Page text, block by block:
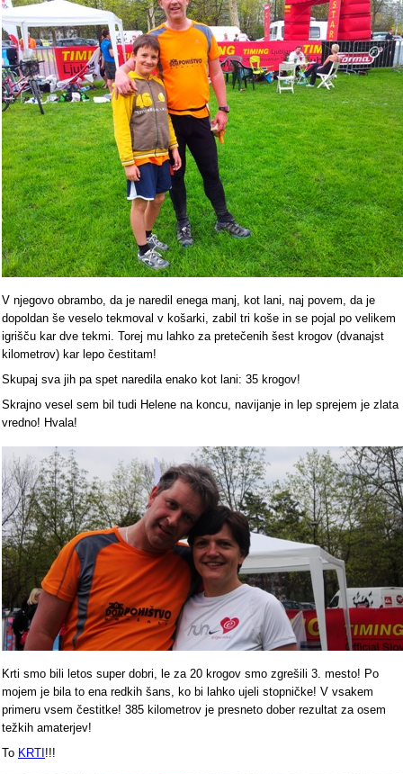
V njegovo obrambo, da je naredil enega manj, kot lani, naj povem, da je
dopoldan še veselo tekmoval v košarki, zabil tri koše in se pojal po velikem
igrišču kar dve tekmi. Torej mu lahko za pretečenih šest krogov (dvanajst
kilometrov) kar lepo čestitam!
Skupaj sva jih pa spet naredila enako kot lani: 35 krogov!
Skrajno vesel sem bil tudi Helene na koncu, navijanje in lep sprejem je zlata
vredno! Hvala!
Krti smo bili letos super dobri, le za 20 krogov smo zgrešili 3. mesto! Po
mojem je bila to ena redkih šans, ko bi lahko ujeli stopničke! V vsakem
primeru vsem čestitke! 385 kilometrov je presneto dober rezultat za osem
težkih amaterjev!
To KRTI !!!